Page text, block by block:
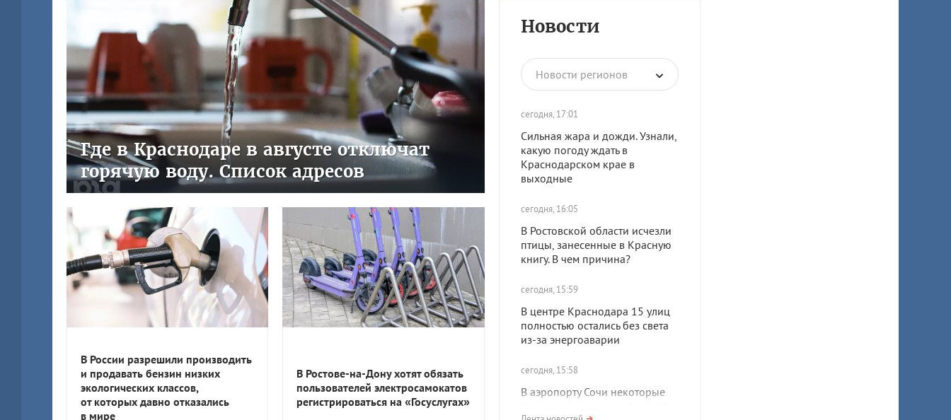
Новости
Новости регионов
сегодня, 17:01
Сильная жара и дожди. Узнали,
какую погоду ждать в
Краснодарском крае в
выходные
сегодня, 16:05
В Ростовской области исчезли
птицы, занесенные в Красную
книгу. В чем причина?
сегодня, 15:59
В центре Краснодара 15 улиц
полностью остались без света
из-за энергоаварии
сегодня, 15:58
В аэропорту Сочи некоторые
Где в Краснодаре в августе отключат
горячую воду. Список адресов
В России разрешили производить
и продавать бензин низких
экологических классов,
от которых давно отказались
в мире
В Ростове-на-Дону хотят обязать
пользователей электросамокатов
регистрироваться на «Госуслугах»